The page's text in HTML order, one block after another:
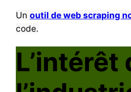
Un outil de web scraping
code.
L’intérêt